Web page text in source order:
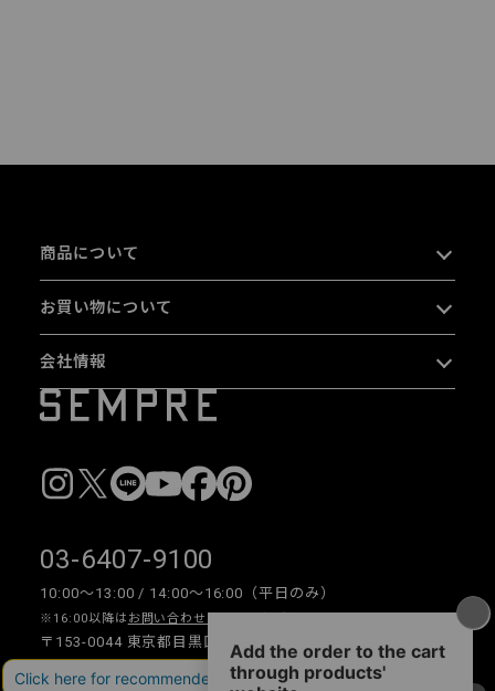
商品について
お買い物について
会社情報
03-6407-9100
10:00〜13:00 / 14:00〜16:00（平日のみ）
※16:00以降は お問い合わせフォーム
〒153-0044 東京都目黒区大橋 2-16-26 1F・2F